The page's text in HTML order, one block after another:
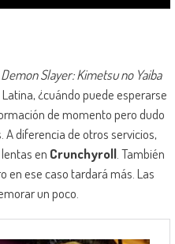
Demon Slayer: Kimetsu no Yaiba
¿cuándo puede esperarse
de momento pero dudo
A diferencia de otros servicios,
en Crunchyroll. También
en ese caso tardará más. Las
un poco.